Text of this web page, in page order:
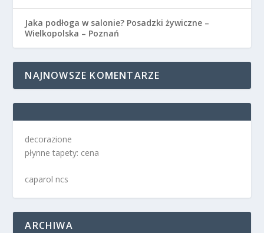
Jaka podłoga w salonie? Posadzki żywiczne –
Wielkopolska – Poznań
NAJNOWSZE KOMENTARZE
decorazione
płynne tapety: cena
caparol ncs
ARCHIWA